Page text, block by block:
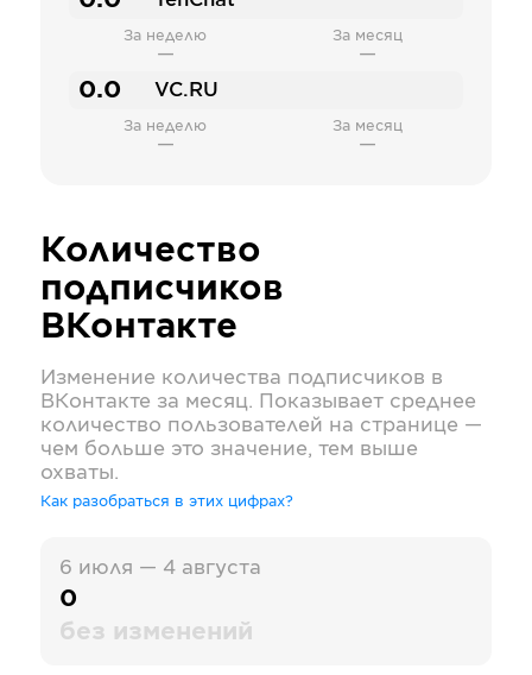
За неделю
—
За месяц
—
0.0 VC.RU
За неделю
—
За месяц
—
Количество
подписчиков
ВКонтакте
Изменение количества подписчиков в
ВКонтакте за месяц. Показывает среднее
количество пользователей на странице —
чем больше это значение, тем выше
охваты.
Как разобраться в этих цифрах?
6 июля — 4 августа
0
без изменений